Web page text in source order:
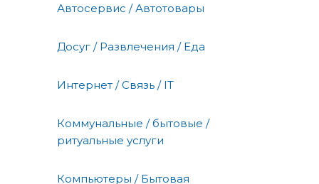
Автосервис / Автотовары
Досуг / Развлечения / Еда
Интернет / Связь / IT
Коммунальные / бытовые /
ритуальные услуги
Компьютеры / Бытовая